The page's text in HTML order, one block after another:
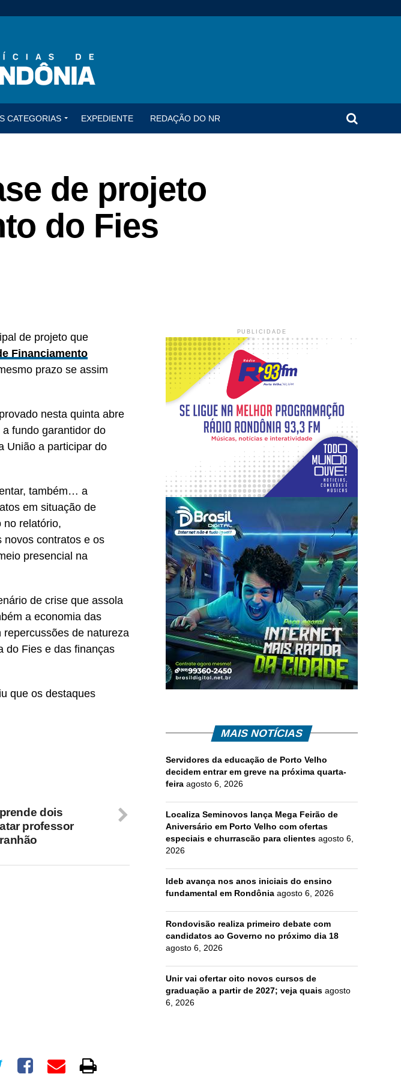
CATEGORIAS EXPEDIENTE REDAÇÃO DO NR
de projeto
do Fies
de projeto que
Financiamento
prazo se assim
nesta quinta abre
fundo garantidor do
União a participar do
também… a
em situação de
no relatório,
novos contratos e os
presencial na
de crise que assola
a economia das
de natureza
do Fies e das finanças
que os destaques
dois
professor
PUBLICIDADE
MAIS NOTÍCIAS
Servidores da educação de Porto Velho
decidem entrar em greve na próxima quarta-
feira agosto 6, 2026
Localiza Seminovos lança Mega Feirão de
Aniversário em Porto Velho com ofertas
especiais e churrascão para clientes agosto 6,
2026
Ideb avança nos anos iniciais do ensino
fundamental em Rondônia agosto 6, 2026
Rondovisão realiza primeiro debate com
candidatos ao Governo no próximo dia 18
agosto 6, 2026
Unir vai ofertar oito novos cursos de
graduação a partir de 2027; veja quais agosto
6, 2026